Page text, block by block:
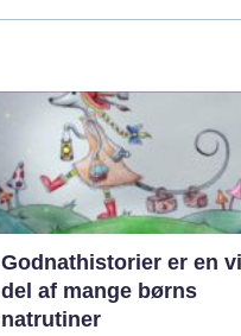
Godnathistorier er en
del af mange børns
natrutiner